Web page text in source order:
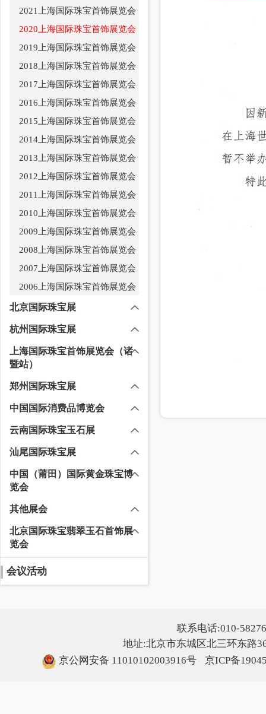
2021上海国际珠宝首饰展览会
2020上海国际珠宝首饰展览会
2019上海国际珠宝首饰展览会
2018上海国际珠宝首饰展览会
2017上海国际珠宝首饰展览会
2016上海国际珠宝首饰展览会
2015上海国际珠宝首饰展览会
2014上海国际珠宝首饰展览会
2013上海国际珠宝首饰展览会
2012上海国际珠宝首饰展览会
2011上海国际珠宝首饰展览会
2010上海国际珠宝首饰展览会
2009上海国际珠宝首饰展览会
2008上海国际珠宝首饰展览会
2007上海国际珠宝首饰展览会
2006上海国际珠宝首饰展览会
北京国际珠宝展
杭州国际珠宝展
上海国际珠宝首饰展览会（诸
暨站）
郑州国际珠宝展
中国国际消费品博览会
云南国际珠宝玉石展
汕尾国际珠宝展
中国（莆田）国际黄金珠宝博
览会
其他展会
北京国际珠宝翡翠玉石首饰展
览会
会议活动
联系电话:010-
地址:北京市东城区北三环东路
京公网安备 11010102003916号
京ICP备